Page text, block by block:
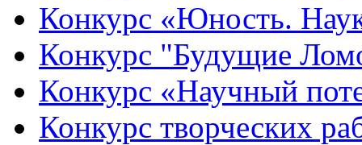
Конкурс «Юность.
Конкурс "Будущие
Конкурс «Научный
Конкурс творческих